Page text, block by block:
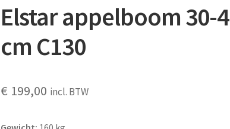
Elstar appelboom 30-
cm C130
€ 199,00 incl. BTW